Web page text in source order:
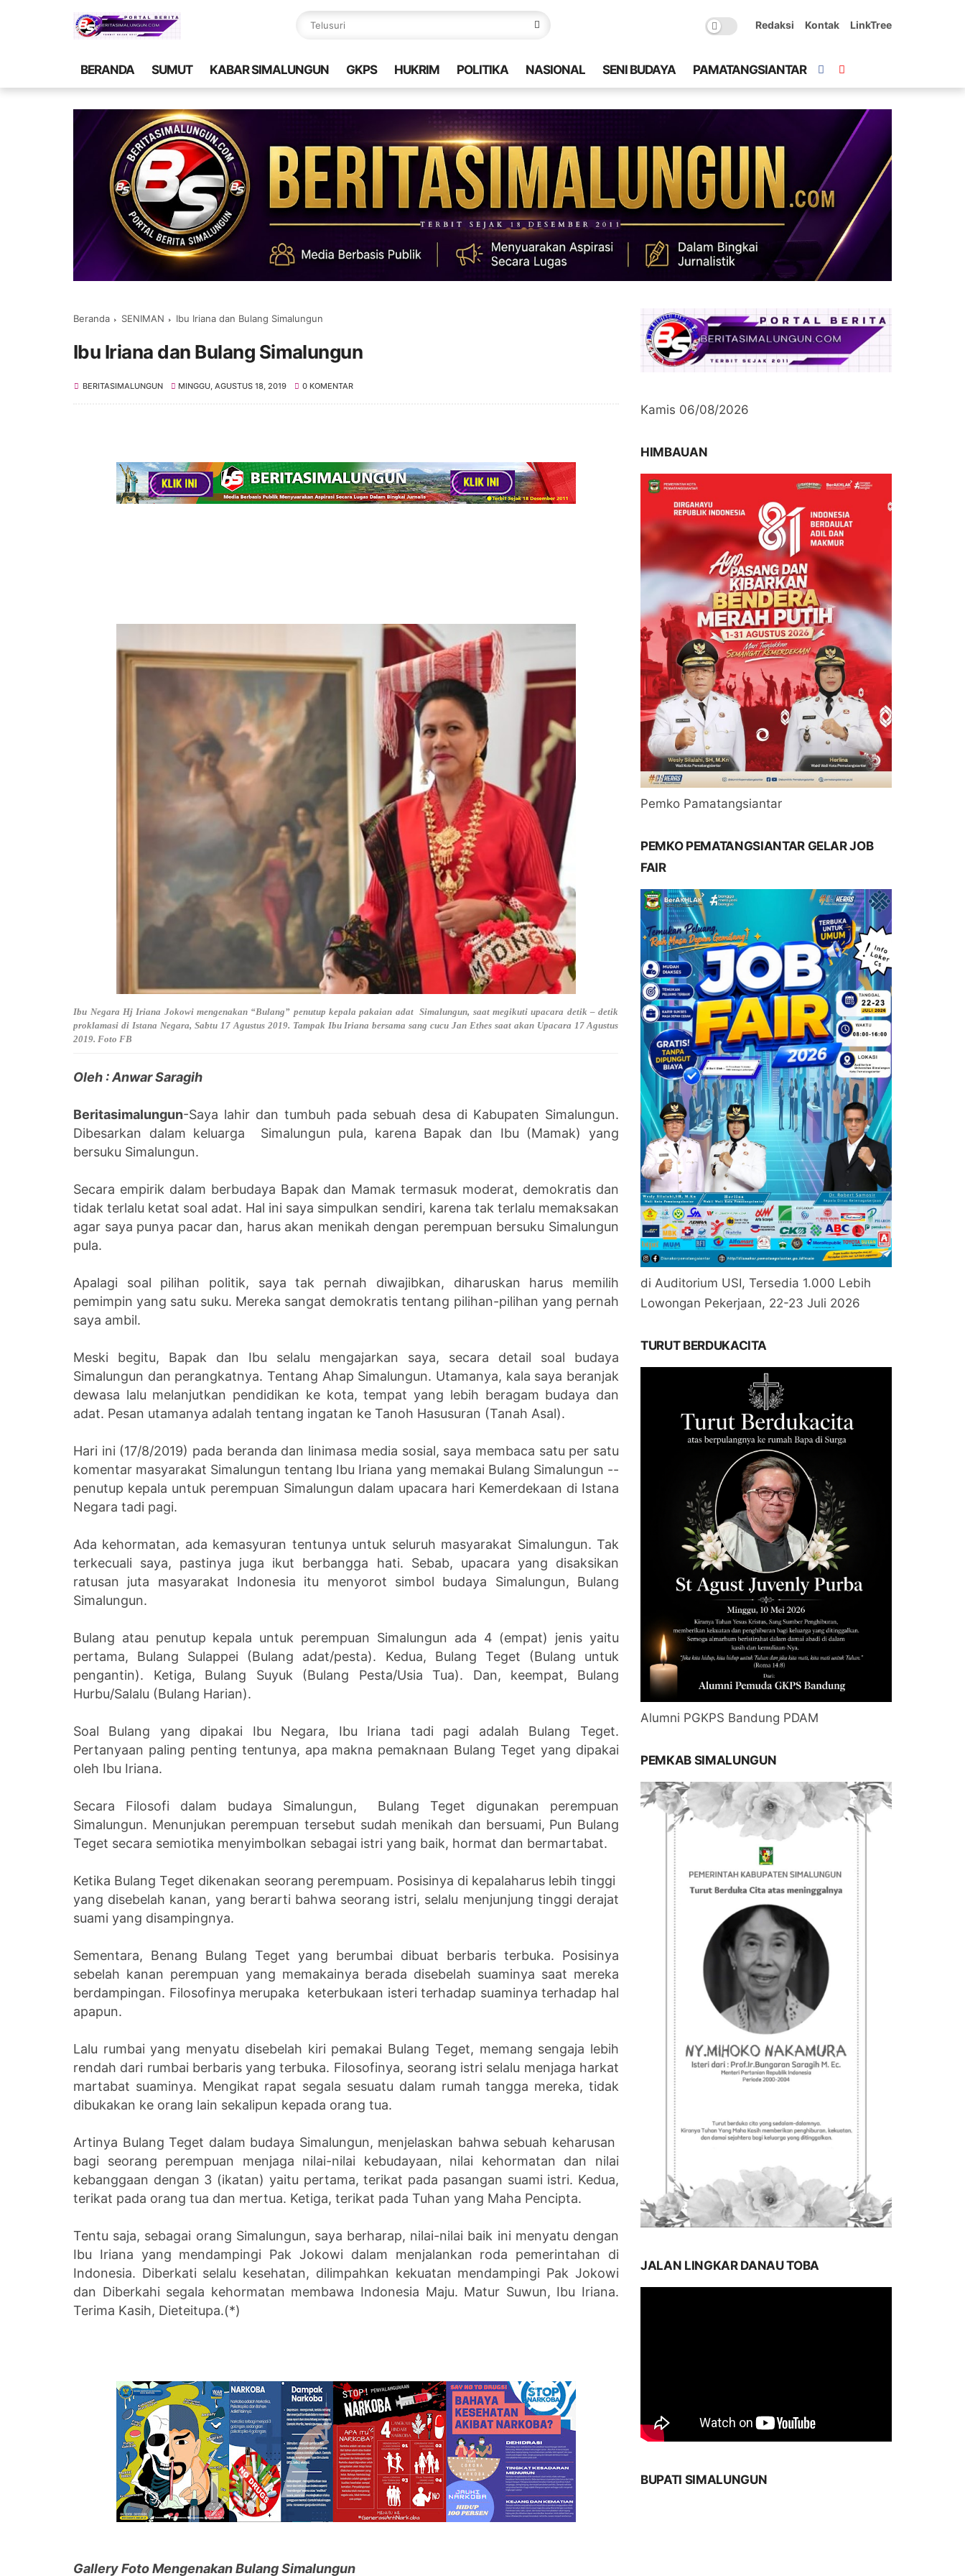
Redaksi Kontak LinkTree
BERANDA SUMUT KABAR SIMALUNGUN GKPS HUKRIM POLITIKA NASIONAL SENI BUDAYA PAMATANGSIANTAR
Beranda SENIMAN Ibu Iriana dan Bulang Simalungun
Ibu Iriana dan Bulang Simalungun
BERITASIMALUNGUN MINGGU, AGUSTUS 18, 2019 0 KOMENTAR
Ibu Negara Hj Iriana Jokowi mengenakan “Bulang” penutup kepala pakaian adat Simalungun, saat megikuti upacara detik – detik
proklamasi di Istana Negara, Sabtu 17 Agustus 2019. Tampak Ibu Iriana bersama sang cucu Jan Ethes saat akan Upacara 17 Agustus
2019. Foto FB
Oleh : Anwar Saragih
Beritasimalungun-Saya lahir dan tumbuh pada sebuah desa di Kabupaten Simalungun.
Dibesarkan dalam keluarga Simalungun pula, karena Bapak dan Ibu (Mamak) yang
bersuku Simalungun.
Secara empirik dalam berbudaya Bapak dan Mamak termasuk moderat, demokratis dan
tidak terlalu ketat soal adat. Hal ini saya simpulkan sendiri, karena tak terlalu memaksakan
agar saya punya pacar dan, harus akan menikah dengan perempuan bersuku Simalungun
pula.
Apalagi soal pilihan politik, saya tak pernah diwajibkan, diharuskan harus memilih
pemimpin yang satu suku. Mereka sangat demokratis tentang pilihan-pilihan yang pernah
saya ambil.
Meski begitu, Bapak dan Ibu selalu mengajarkan saya, secara detail soal budaya
Simalungun dan perangkatnya. Tentang Ahap Simalungun. Utamanya, kala saya beranjak
dewasa lalu melanjutkan pendidikan ke kota, tempat yang lebih beragam budaya dan
adat. Pesan utamanya adalah tentang ingatan ke Tanoh Hasusuran (Tanah Asal).
Hari ini (17/8/2019) pada beranda dan linimasa media sosial, saya membaca satu per satu
komentar masyarakat Simalungun tentang Ibu Iriana yang memakai Bulang Simalungun --
penutup kepala untuk perempuan Simalungun dalam upacara hari Kemerdekaan di Istana
Negara tadi pagi.
Ada kehormatan, ada kemasyuran tentunya untuk seluruh masyarakat Simalungun. Tak
terkecuali saya, pastinya juga ikut berbangga hati. Sebab, upacara yang disaksikan
ratusan juta masyarakat Indonesia itu menyorot simbol budaya Simalungun, Bulang
Simalungun.
Bulang atau penutup kepala untuk perempuan Simalungun ada 4 (empat) jenis yaitu
pertama, Bulang Sulappei (Bulang adat/pesta). Kedua, Bulang Teget (Bulang untuk
pengantin). Ketiga, Bulang Suyuk (Bulang Pesta/Usia Tua). Dan, keempat, Bulang
Hurbu/Salalu (Bulang Harian).
Soal Bulang yang dipakai Ibu Negara, Ibu Iriana tadi pagi adalah Bulang Teget.
Pertanyaan paling penting tentunya, apa makna pemaknaan Bulang Teget yang dipakai
oleh Ibu Iriana.
Secara Filosofi dalam budaya Simalungun, Bulang Teget digunakan perempuan
Simalungun. Menunjukan perempuan tersebut sudah menikah dan bersuami, Pun Bulang
Teget secara semiotika menyimbolkan sebagai istri yang baik, hormat dan bermartabat.
Ketika Bulang Teget dikenakan seorang perempuam. Posisinya di kepalaharus lebih tinggi
yang disebelah kanan, yang berarti bahwa seorang istri, selalu menjunjung tinggi derajat
suami yang disampingnya.
Sementara, Benang Bulang Teget yang berumbai dibuat berbaris terbuka. Posisinya
sebelah kanan perempuan yang memakainya berada disebelah suaminya saat mereka
berdampingan. Filosofinya merupaka keterbukaan isteri terhadap suaminya terhadap hal
apapun.
Lalu rumbai yang menyatu disebelah kiri pemakai Bulang Teget, memang sengaja lebih
rendah dari rumbai berbaris yang terbuka. Filosofinya, seorang istri selalu menjaga harkat
martabat suaminya. Mengikat rapat segala sesuatu dalam rumah tangga mereka, tidak
dibukakan ke orang lain sekalipun kepada orang tua.
Artinya Bulang Teget dalam budaya Simalungun, menjelaskan bahwa sebuah keharusan
bagi seorang perempuan menjaga nilai-nilai kebudayaan, nilai kehormatan dan nilai
kebanggaan dengan 3 (ikatan) yaitu pertama, terikat pada pasangan suami istri. Kedua,
terikat pada orang tua dan mertua. Ketiga, terikat pada Tuhan yang Maha Pencipta.
Tentu saja, sebagai orang Simalungun, saya berharap, nilai-nilai baik ini menyatu dengan
Ibu Iriana yang mendampingi Pak Jokowi dalam menjalankan roda pemerintahan di
Indonesia. Diberkati selalu kesehatan, dilimpahkan kekuatan mendampingi Pak Jokowi
dan Diberkahi segala kehormatan membawa Indonesia Maju. Matur Suwun, Ibu Iriana.
Terima Kasih, Dieteitupa.(*)
Gallery Foto Mengenakan Bulang Simalungun
Kamis 06/08/2026
HIMBAUAN
Pemko Pamatangsiantar
PEMKO PEMATANGSIANTAR GELAR JOB
FAIR
di Auditorium USI, Tersedia 1.000 Lebih
Lowongan Pekerjaan, 22-23 Juli 2026
TURUT BERDUKACITA
Alumni PGKPS Bandung PDAM
PEMKAB SIMALUNGUN
JALAN LINGKAR DANAU TOBA
BUPATI SIMALUNGUN